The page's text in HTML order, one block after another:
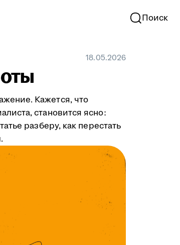
Поиск
18.05.2026
Кажется, что
становится ясно:
разберу, как перестать